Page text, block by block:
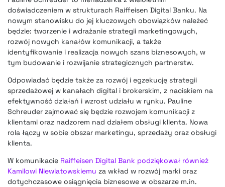
doświadczeniem w strukturach Raiffeisen Digital Banku. Na
nowym stanowisku do jej kluczowych obowiązków należeć
będzie: tworzenie i wdrażanie strategii marketingowych,
rozwój nowych kanałów komunikacji, a także
identyfikowanie i realizacja nowych szans biznesowych, w
tym budowanie i rozwijanie strategicznych partnerstw.
Odpowiadać będzie także za rozwój i egzekucję strategii
sprzedażowej w kanałach digital i brokerskim, z naciskiem na
efektywność działań i wzrost udziału w rynku. Pauline
Schreuder zajmować się będzie rozwojem komunikacji z
klientami oraz nadzorem nad działem obsługi klienta. Nowa
rola łączy w sobie obszar marketingu, sprzedaży oraz obsługi
klienta.
W komunikacie Raiffeisen Digital Bank podziękował również
Kamilowi Niewiatowskiemu za wkład w rozwój marki oraz
dotychczasowe osiągnięcia biznesowe w obszarze m.in.